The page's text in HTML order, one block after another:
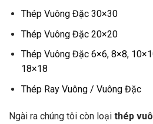
Thép Vuông Đặc 30×30
Thép Vuông Đặc 20×20
Thép Vuông Đặc 6×6, 8×8,
18×18
Thép Ray Vuông / Vuông Đặc
Ngài ra chúng tôi còn loại thép